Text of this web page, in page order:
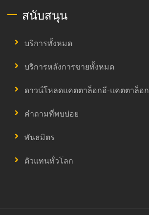
สนับสนุน
บริการทั้งหมด
บริการหลังการขายทั้งหมด
ดาวน์โหลดแคตตาล็อกอี-แคตตาล็อก
คำถามที่พบบ่อย
พันธมิตร
ตัวแทนทั่วโลก